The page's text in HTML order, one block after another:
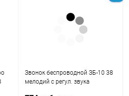
Звонок беспроводной ЗБ-10 38
мелодий с регул. звука